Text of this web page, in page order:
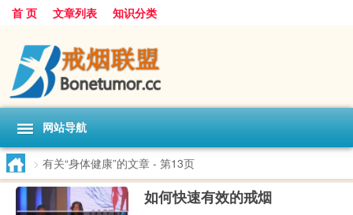
首 页 文章列表 知识分类
网站导航
> 有关“身体健康”的文章 - 第13页
如何快速有效的戒烟